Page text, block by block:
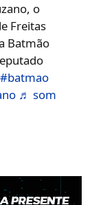
o
Freitas
Batmão
#batmao
♬ som